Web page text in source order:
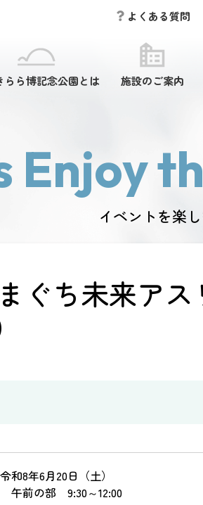
よくある質問
らら博記念公園とは 施設のご案内
Enjoy
イベントを楽
ぐち未来ア
令和8年6月20日（土）
午前の部 9:30～12:00